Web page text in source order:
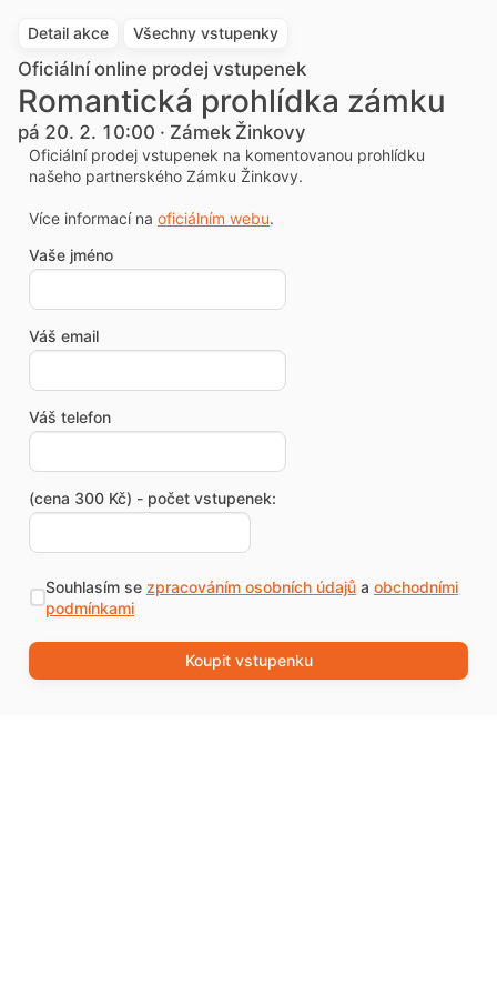
Detail akce Všechny vstupenky
Oficiální online prodej vstupenek
Romantická prohlídka zámku
pá 20. 2. 10:00 · Zámek Žinkovy
Oficiální prodej vstupenek na komentovanou prohlídku
našeho partnerského Zámku Žinkovy.
Více informací na oficiálním webu.
Vaše jméno
Váš email
Váš telefon
(cena 300 Kč) - počet vstupenek:
Souhlasím se zpracováním osobních údajůa obchodními
podmínkami
Koupit vstupenku